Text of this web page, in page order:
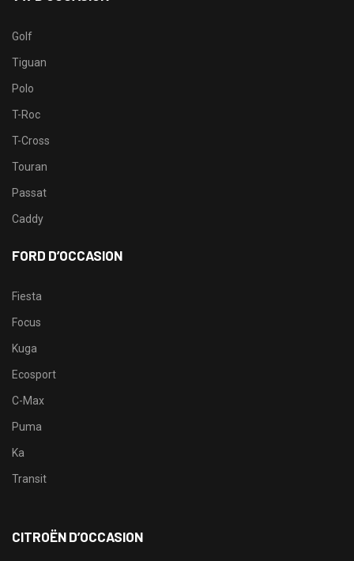
Golf
Tiguan
Polo
T-Roc
T-Cross
Touran
Passat
Caddy
FORD D’OCCASION
Fiesta
Focus
Kuga
Ecosport
C-Max
Puma
Ka
Transit
CITROËN D’OCCASION